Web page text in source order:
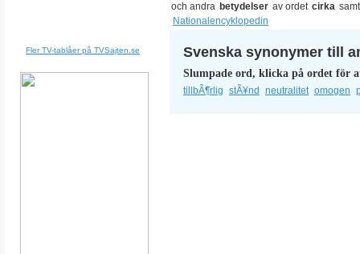
Fler TV-tablåer på TVSajten.se
och andra betydelser av ordet cirka
Nationalencyklopedin
Svenska synonymer till
Slumpade ord, klicka på ordet för
tillbÃ¶rlig stÃ¥nd neutralitet omogen